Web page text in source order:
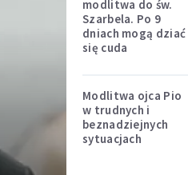
modlitwa do św.
Szarbela. Po 9
dniach mogą dziać
się cuda
Modlitwa ojca Pio
w trudnych i
beznadziejnych
sytuacjach